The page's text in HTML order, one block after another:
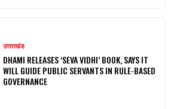
उत्तराखंड
DHAMI RELEASES ‘SEVA VIDHI’ BOOK, SAYS IT
WILL GUIDE PUBLIC SERVANTS IN RULE-BASED
GOVERNANCE